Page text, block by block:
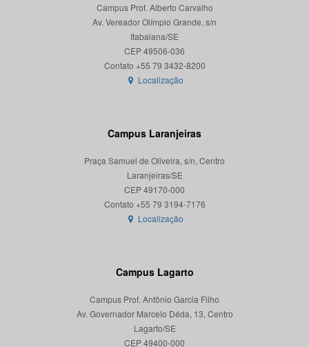
Campus Prof. Alberto Carvalho
Av. Vereador Olímpio Grande, s/n
Itabaiana/SE
CEP 49506-036
Localização
Campus Laranjeiras
Praça Samuel de Oliveira, s/n, Centro
Laranjeiras/SE
CEP 49170-000
Localização
Campus Lagarto
Campus Prof. Antônio Garcia Filho
Av. Governador Marcelo Déda, 13, Centro
Lagarto/SE
CEP 49400-000